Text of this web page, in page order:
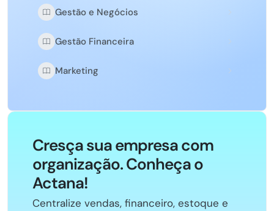
Gestão e Negócios
Gestão Financeira
Marketing
Cresça sua empresa com
organização. Conheça o
Actana!
Centralize vendas, financeiro, estoque e